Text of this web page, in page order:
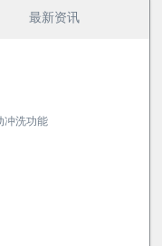
最新资讯
冲洗功能